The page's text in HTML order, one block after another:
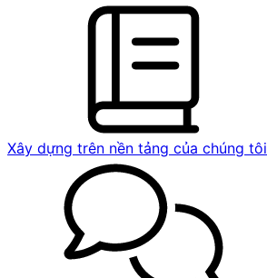
Xây dựng trên nền tảng của chúng tôi